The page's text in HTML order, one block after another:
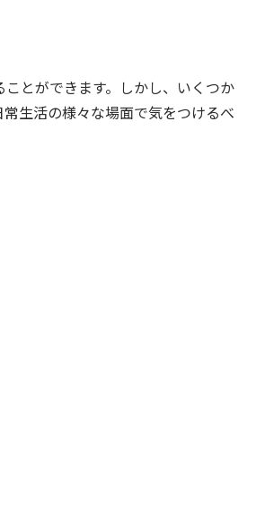
とができます。しかし、いくつか
生活の様々な場面で気をつけるべ